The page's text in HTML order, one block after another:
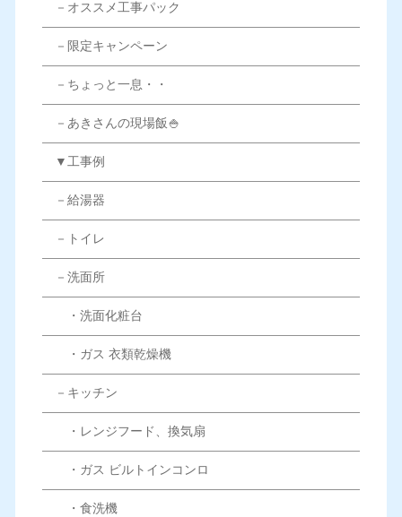
－オススメ工事パック
－限定キャンペーン
－ちょっと一息・・
－あきさんの現場飯🍚
▼工事例
－給湯器
－トイレ
－洗面所
・洗面化粧台
・ガス 衣類乾燥機
－キッチン
・レンジフード、換気扇
・ガス ビルトインコンロ
・食洗機